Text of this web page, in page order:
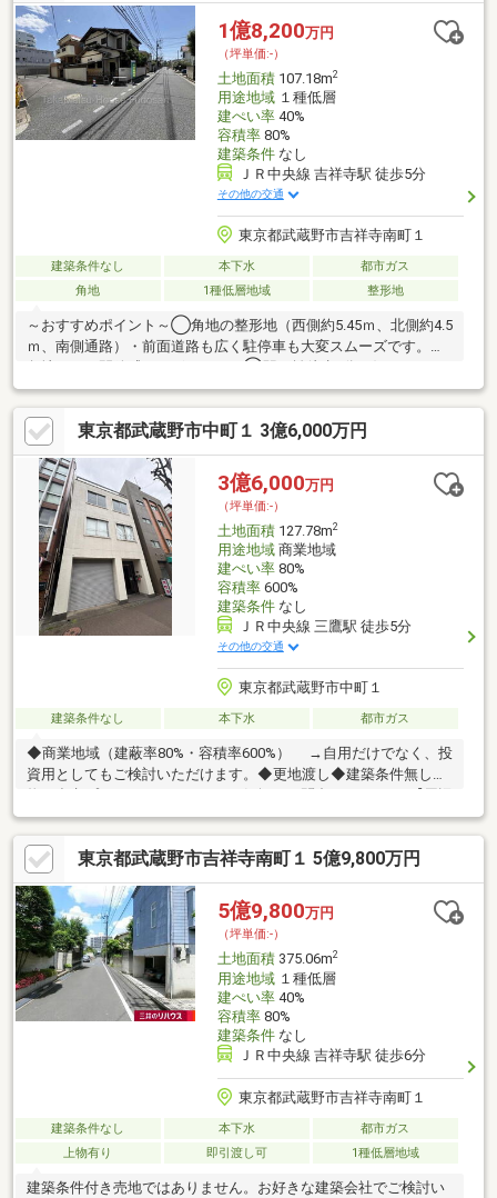
1億8,200万円
（坪単価:-）
土地面積107.18m2
用途地域１種低層
建ぺい率40%
容積率80%
建築条件なし
ＪＲ中央線 吉祥寺駅 徒歩5分
その他の交通
東京都武蔵野市吉祥寺南町１
建築条件なし 本下水
都市ガス
角地
1種低層地域 整形地
～おすすめポイント～◯角地の整形地（西側約5.45ｍ、北側約4.5
ｍ、南側通路）・前面道路も広く駐停車も大変スムーズです。・
でありながら大変閑静な住宅街です。◯吉祥寺駅は様々な商業施
設が充実しており日々の買い物も大変便利です。◯井の頭公園も
徒歩圏内でファミリー層に大変おすすめです。※参考プランござ
います、お気軽にお問い合わせくださいませ。ライフライン等の
引込費用は買主様のご負担となります。
東京都武蔵野市中町１ 3億6,000万円
3億6,000万円
（坪単価:-）
土地面積127.78m2
用途地域商業地域
建ぺい率80%
容積率600%
建築条件なし
ＪＲ中央線 三鷹駅 徒歩5分
その他の交通
東京都武蔵野市中町１
建築条件なし 本下水 都市ガス
◆商業地域（建蔽率80%・容積率600%） →自用だけでなく、投
資用としてもご検討いただけます。◆更地渡し◆建築条件無し建
施設】◇ローソン武蔵野タワーズ店まで170m◇東急ストア三鷹
店まで160m◇トモズ三鷹北口店まで190m◇クイーンズ伊勢丹三
鷹店まで480m◇CanDo三鷹駅南口店まで560m
東京都武蔵野市吉祥寺南町１ 5億9,800万円
5億9,800万円
（坪単価:-）
土地面積375.06m2
用途地域１種低層
建ぺい率40%
容積率80%
建築条件なし
ＪＲ中央線 吉祥寺駅 徒歩6分
東京都武蔵野市吉祥寺南町１
建築条件なし 本下水
都市ガス
上物有り
即引渡し可 1種低層地域
建築条件付き売地ではありません。お好きな建築会社でご検討い